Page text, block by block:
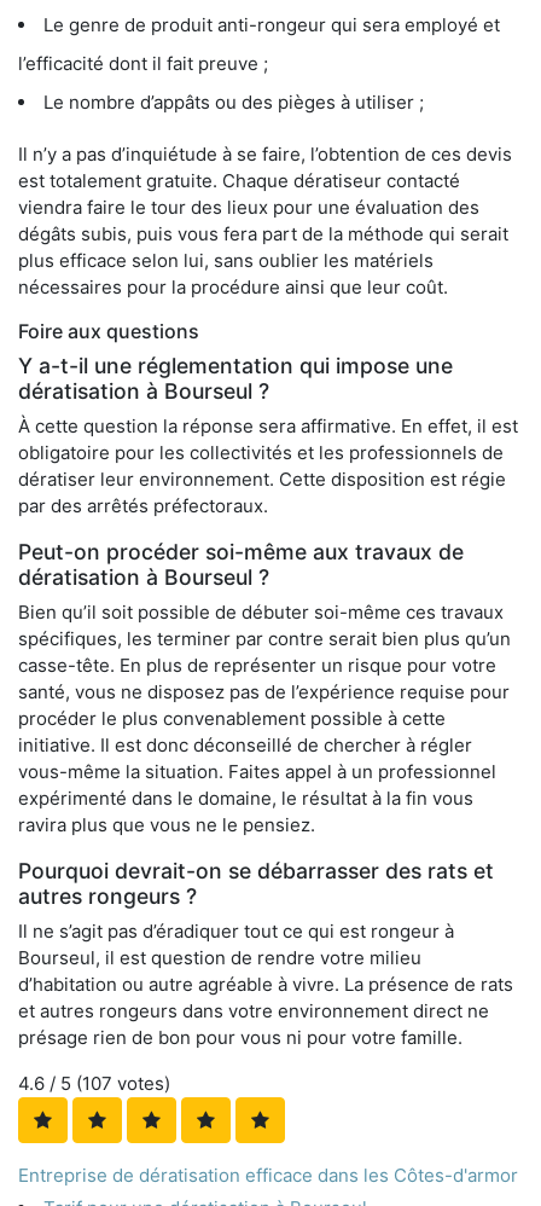
Le genre de produit anti-rongeur qui sera employé et
l’efficacité dont il fait preuve ;
Le nombre d’appâts ou des pièges à utiliser ;
Il n’y a pas d’inquiétude à se faire, l’obtention de ces devis
est totalement gratuite. Chaque dératiseur contacté
viendra faire le tour des lieux pour une évaluation des
dégâts subis, puis vous fera part de la méthode qui serait
plus efficace selon lui, sans oublier les matériels
nécessaires pour la procédure ainsi que leur coût.
Foire aux questions
Y a-t-il une réglementation qui impose une
dératisation à Bourseul ?
À cette question la réponse sera affirmative. En effet, il est
obligatoire pour les collectivités et les professionnels de
dératiser leur environnement. Cette disposition est régie
par des arrêtés préfectoraux.
Peut-on procéder soi-même aux travaux de
dératisation à Bourseul ?
Bien qu’il soit possible de débuter soi-même ces travaux
spécifiques, les terminer par contre serait bien plus qu’un
casse-tête. En plus de représenter un risque pour votre
santé, vous ne disposez pas de l’expérience requise pour
procéder le plus convenablement possible à cette
initiative. Il est donc déconseillé de chercher à régler
vous-même la situation. Faites appel à un professionnel
expérimenté dans le domaine, le résultat à la fin vous
ravira plus que vous ne le pensiez.
Pourquoi devrait-on se débarrasser des rats et
autres rongeurs ?
Il ne s’agit pas d’éradiquer tout ce qui est rongeur à
Bourseul, il est question de rendre votre milieu
d’habitation ou autre agréable à vivre. La présence de rats
et autres rongeurs dans votre environnement direct ne
présage rien de bon pour vous ni pour votre famille.
4.6 / 5 (107 votes)
Entreprise de dératisation efficace dans les Côtes-d'armor